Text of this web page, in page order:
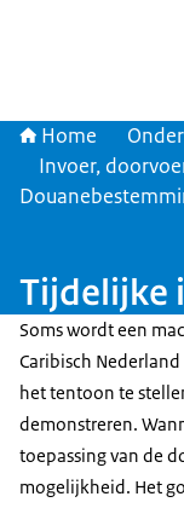
Home
Invoer,
Tijdelijke
Soms wordt een
Caribisch
het tentoon te
demonstreren.
toepassing van de
mogelijkheid. Het